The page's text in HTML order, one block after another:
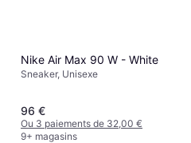
Nike Air Max 90 W - White
Sneaker, Unisexe
96 €
Ou 3 paiements de 32,00 €
9+ magasins